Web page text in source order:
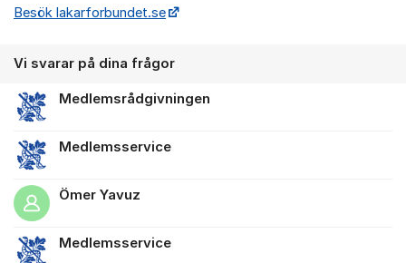
Besök lakarforbundet.se
Vi svarar på dina frågor
Medlemsrådgivningen
Medlemsservice
Ömer Yavuz
Medlemsservice